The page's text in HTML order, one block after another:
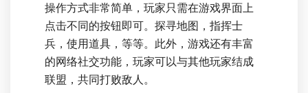
操作方式非常简单，玩家只需在游戏界面上
点击不同的按钮即可。探寻地图，指挥士
兵，使用道具，等等。此外，游戏还有丰富
的网络社交功能，玩家可以与其他玩家结成
联盟，共同打败敌人。